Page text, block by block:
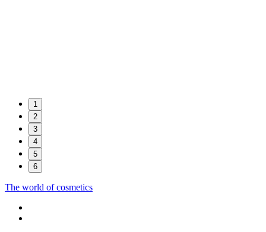
1
2
3
4
5
6
The world of cosmetics